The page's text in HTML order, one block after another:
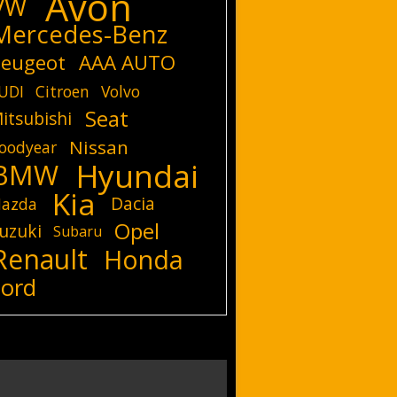
Benz
AAA AUTO
Citroen Volvo
Seat
Nissan
Hyundai
Kia
Dacia
Subaru Opel
Honda